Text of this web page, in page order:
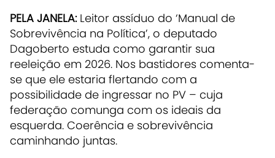
PELA JANELA:Leitor assíduo do ‘Manual de
Sobrevivência na Política’, o deputado
Dagoberto estuda como garantir sua
reeleição em 2026. Nos bastidores comenta-
se que ele estaria flertando com a
possibilidade de ingressar no PV – cuja
federação comunga com os ideais da
esquerda. Coerência e sobrevivência
caminhando juntas.